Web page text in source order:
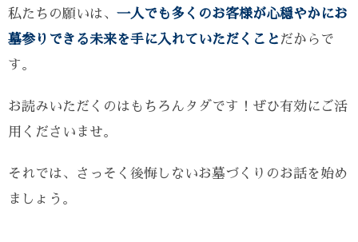
私たちの願いは、 一人でも多くのお客様が心穏やかにお
墓参りできる未来を手に入れていただくこと だからで
す。
お読みいただくのはもちろんタダです！ぜひ有効にご活
用くださいませ。
それでは、さっそく後悔しないお墓づくりのお話を始め
ましょう。